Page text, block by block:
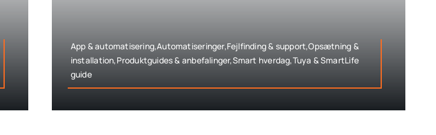
App & automatisering,Automatiseringer,Fejlfinding & support,Opsætning &
installation,Produktguides & anbefalinger,Smart hverdag,Tuya & SmartLife
guide